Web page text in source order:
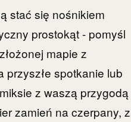
stać się nośnikiem
prostokąt - pomyśl
mapie z
spotkanie lub
z waszą przygodą
zamień na czerpany, z